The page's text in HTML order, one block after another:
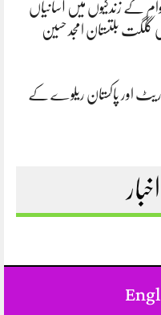
کے زندگیوں میں آسانیاں
گلگت بلتستان امجد حسین
اور پاکستان ریلوے کے